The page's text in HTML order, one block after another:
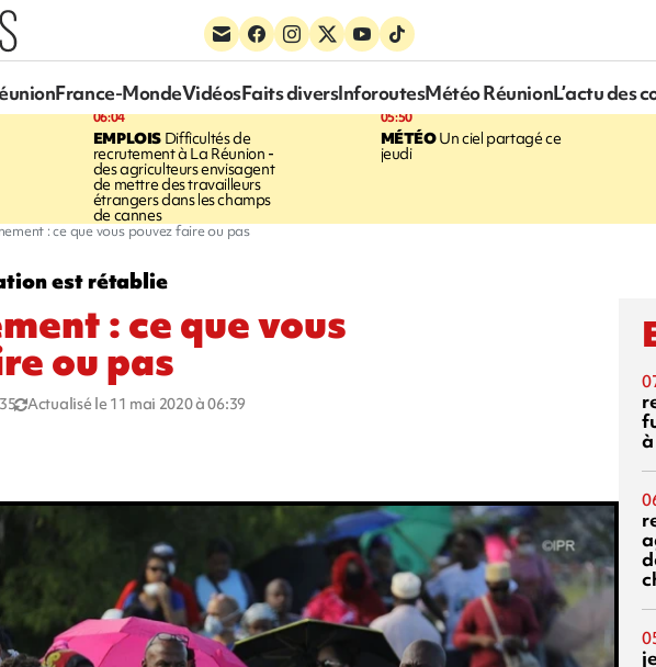
France-MondeVidéosFaits diversInforoutesMétéo RéunionL’actu des
06:04
EMPLOIS Difficultés de
recrutement à La Réunion -
des agriculteurs envisagent
de mettre des travailleurs
étrangers dans les champs
de cannes
05:50
MÉTÉOUn ciel partagé ce
jeudi
: ce que vous pouvez faire ou pas
est rétablie
: ce que vous
ou pas
Actualisé le 11 mai 2020 à 06:39